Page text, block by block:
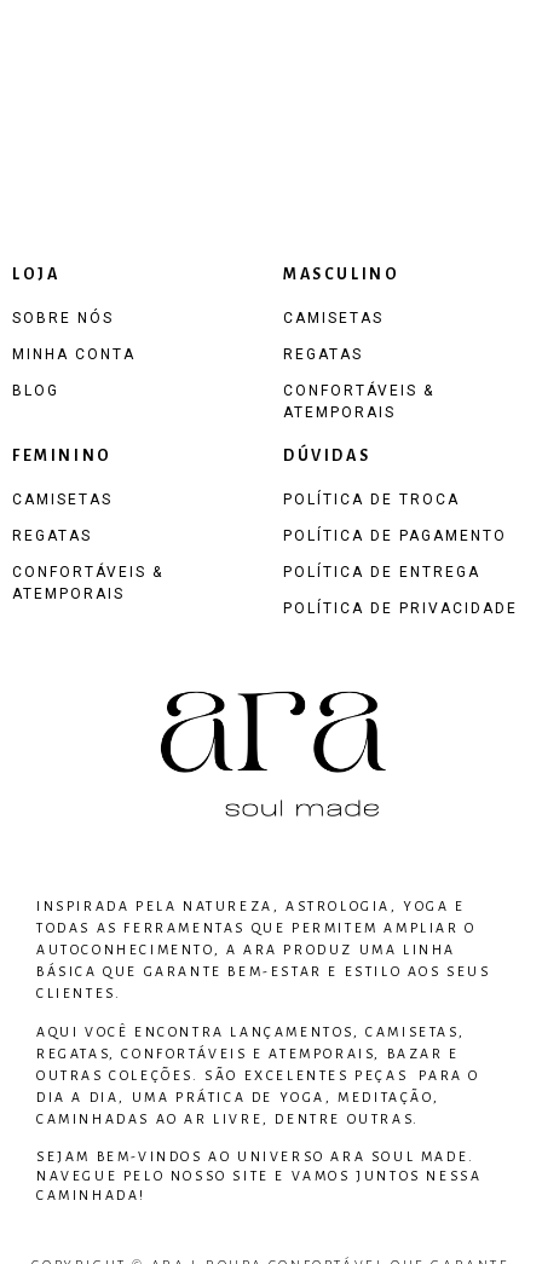
LOJA
SOBRE NÓS
MINHA CONTA
BLOG
MASCULINO
CAMISETAS
REGATAS
CONFORTÁVEIS &
ATEMPORAIS
FEMININO
CAMISETAS
REGATAS
CONFORTÁVEIS &
ATEMPORAIS
DÚVIDAS
POLÍTICA DE TROCA
POLÍTICA DE PAGAMENTO
POLÍTICA DE ENTREGA
POLÍTICA DE PRIVACIDADE
INSPIRADA PELA NATUREZA, ASTROLOGIA, YOGA E
TODAS AS FERRAMENTAS QUE PERMITEM AMPLIAR O
AUTOCONHECIMENTO, A ARA PRODUZ UMA LINHA
BÁSICA QUE GARANTE BEM-ESTAR E ESTILO AOS SEUS
CLIENTES.
AQUI VOCÊ ENCONTRA LANÇAMENTOS, CAMISETAS,
REGATAS, CONFORTÁVEIS E ATEMPORAIS, BAZAR E
OUTRAS COLEÇÕES. SÃO EXCELENTES PEÇAS PARA O
DIA A DIA, UMA PRÁTICA DE YOGA, MEDITAÇÃO,
CAMINHADAS AO AR LIVRE, DENTRE OUTRAS.
SEJAM BEM-VINDOS AO UNIVERSO ARA SOUL MADE
NAVEGUE PELO NOSSO SITE E VAMOS JUNTOS NESSA
CAMINHADA!